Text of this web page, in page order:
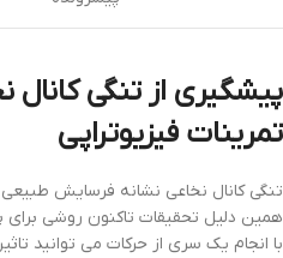
پیشگیری از تنگی
تمرینات فیزیوتراپی
تنگی کانال نخاعی نشانه فرسایش
همین دلیل تحقیقات تاکنون روشی برای
با انجام یک سری از حرکات می توانید